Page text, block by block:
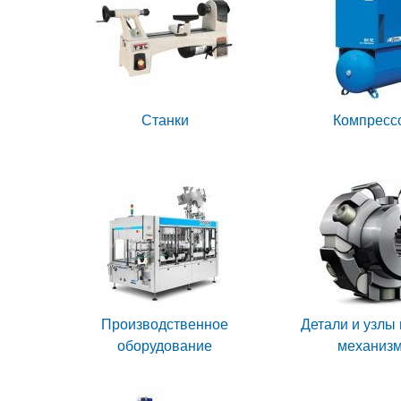
Станки
Производственное
оборудование
Детали и